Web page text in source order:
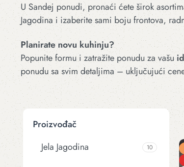
U Sandej ponudi, pronaći ćete širok
Jagodina i izaberite sami boju frontova,
Planirate novu kuhinju?
Popunite formu i zatražite ponudu za vašu
ponudu sa svim detaljima – uključujući
Proizvođač
Jela Jagodina
10